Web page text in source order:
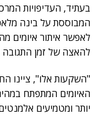
בעתיד, העדיפויות
לאפשר איתור איומים
להאצה של זמן
"השקעות אלו", ציינו
האיומים המתפתח
יותר ומטמיעים